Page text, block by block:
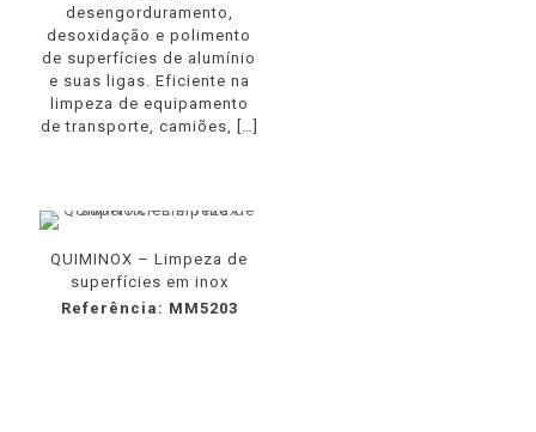
desengorduramento,
desoxidação e polimento
de superfícies de alumínio
e suas ligas. Eficiente na
limpeza de equipamento
de transporte, camiões,
QUIMINOX – Limpeza de
superfícies em inox
Referência: MM5203